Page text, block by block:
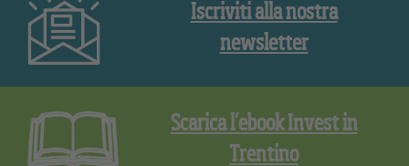
Iscriviti alla nostra
newsletter
Scarica l’ebook Invest in
Trentino